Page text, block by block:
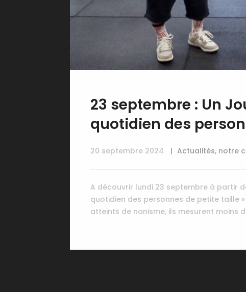
23 septembre : Un
quotidien des
20 septembre 2024 Actualités, notre
A découvrir lundi 23 septembre à partir
quotidien des personnes de petite taille
atteints de nanisme, ils mesurent moins